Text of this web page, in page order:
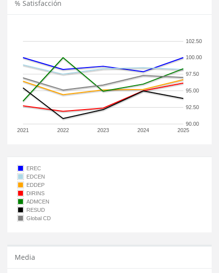
% Satisfacción
2021 2022 2023 2024 2025
90.00
92.50
95.00
97.50
100.00
102.50
EREC
EDCEN
EDDEP
DIRINS
ADMCEN
RESUD
Global CD
Media